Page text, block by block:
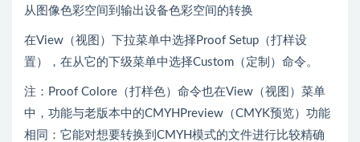
从图像色彩空间到输出设备色彩空间的转换
在View（视图）下拉菜单中选择Proof Setup（打样设
置），在从它的下级菜单中选择Custom（定制）命令。
注：Proof Colore（打样色）命令也在View（视图）菜单
中，功能与老版本中的CMYHPreview（CMYK预览）功能
相同：它能对想要转换到CMYH模式的文件进行比较精确